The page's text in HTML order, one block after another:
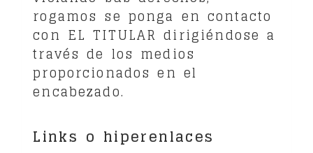
rogamos se ponga en contacto
con EL TITULAR dirigiéndose a
través de los medios
proporcionados en el
encabezado.
Links o hiperenlaces